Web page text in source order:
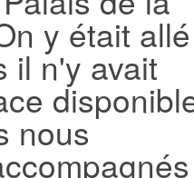
y était allé
il n'y avait
nous